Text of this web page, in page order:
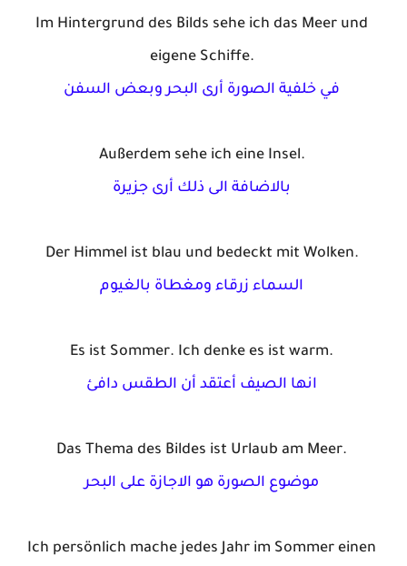
Im Hintergrund des Bilds sehe
eigene Schiffe.
في خلفية الصورة أرى البحر وبعض السفن
Außerdem sehe ich eine Insel.
بالاضافة الى ذلك أرى جزيرة
Der Himmel ist blau und bedeckt mit Wolken.
السماء زرقاء ومغطاة بالغيوم
Es ist Sommer. Ich denke es ist warm.
انها الصيف أعتقد أن الطقس دافئ
Das Thema des Bildes ist Urlaub am Meer.
موضوع الصورة هو الاجازة على البحر
Ich persönlich mache jedes Jahr im Sommer einen